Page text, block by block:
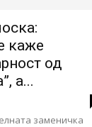
каже
од
а...
заменичка